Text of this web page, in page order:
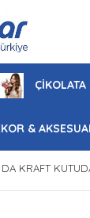
ÇİKOLATA
&
DA KRAFT